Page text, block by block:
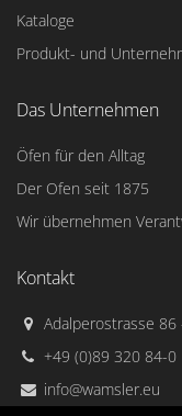
Kataloge
Produkt- und
Das Unternehmen
Öfen für den Alltag
Der Ofen seit 1875
Wir übernehmen
Kontakt
Adalperostrasse
+49 (0)89 320 84-0
info@wamsler.eu